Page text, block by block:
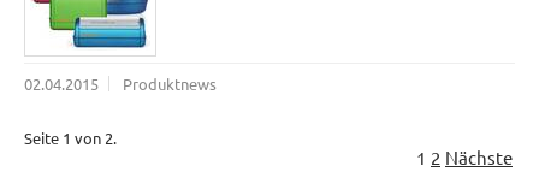
02.04.2015 Produktnews
Seite 1 von 2.
1 2 Nächste